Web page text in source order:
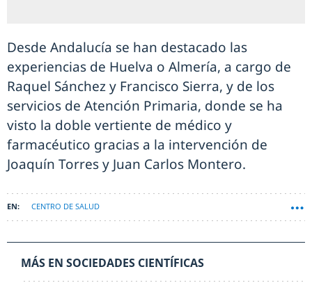
Desde Andalucía se han destacado las
experiencias de Huelva o Almería, a cargo de
Raquel Sánchez y Francisco Sierra, y de los
servicios de Atención Primaria, donde se ha
visto la doble vertiente de médico y
farmacéutico gracias a la intervención de
Joaquín Torres y Juan Carlos Montero.
CENTRO DE SALUD
MÁS EN SOCIEDADES CIENTÍFICAS